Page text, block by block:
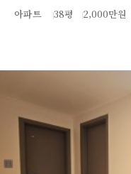
아파트 38평 2,000만원